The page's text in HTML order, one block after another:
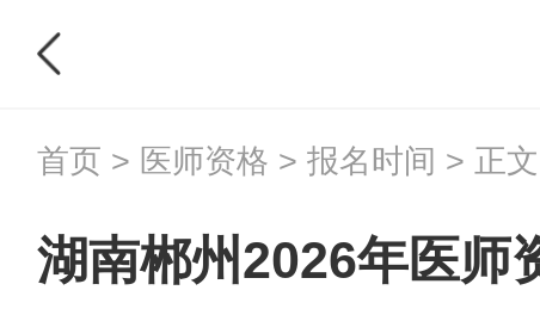
首页 > 医师资格 > 报名时间 > 正文
湖南郴州2026年医师